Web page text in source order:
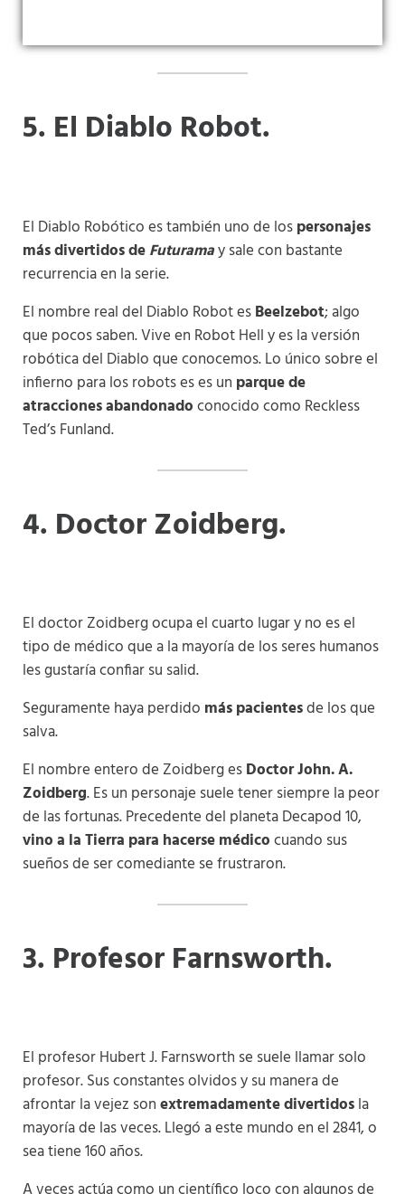
5. El Diablo Robot.
El Diablo Robótico es también uno de lospersonajes
más divertidos deFuturamay sale con bastante
recurrencia en la serie.
El nombre real del Diablo Robot esBeelzebot; algo
que pocos saben. Vive en Robot Hell y es la versión
robótica del Diablo que conocemos. Lo único sobre el
infierno para los robots es es un parque de
atracciones abandonadoconocido como Reckless
Ted’s Funland.
4. Doctor Zoidberg.
El doctor Zoidberg ocupa el cuarto lugar y no es el
tipo de médico que a la mayoría de los seres humanos
les gustaría confiar su salid.
Seguramente haya perdido más pacientesde los que
salva.
El nombre entero de Zoidberg esDoctor John. A.
Zoidberg. Es un personaje suele tener siempre la peor
de las fortunas. Precedente del planeta Decapod 10,
vino a la Tierra para hacerse médicocuando sus
sueños de ser comediante se frustraron.
3. Profesor Farnsworth.
El profesor Hubert J. Farnsworth se suele llamar solo
profesor. Sus constantes olvidos y su manera de
afrontar la vejez sonextremadamente divertidosla
mayoría de las veces. Llegó a este mundo en el 2841, o
sea tiene 160 años.